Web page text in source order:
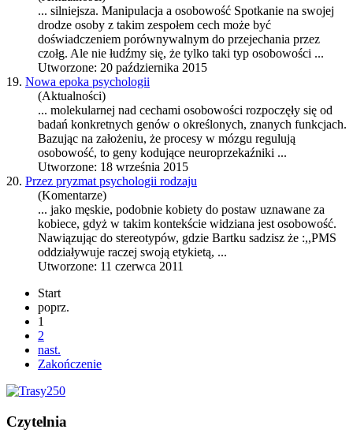
... silniejsza. Manipulacja a osobowość Spotkanie na swojej
drodze osoby z takim zespołem cech może być
doświadczeniem porównywalnym do przejechania przez
czołg. Ale nie łudźmy się, że tylko taki typ osobowości ...
Utworzone: 20 października 2015
19. Nowa epoka psychologii
(Aktualności)
... molekularnej nad cechami osobowości rozpoczęły się od
badań konkretnych genów o określonych, znanych funkcjach.
Bazując na założeniu, że procesy w mózgu regulują
osobowość, to geny kodujące neuroprzekaźniki ...
Utworzone: 18 września 2015
20. Przez pryzmat psychologii rodzaju
(Komentarze)
... jako męskie, podobnie kobiety do postaw uznawane za
kobiece, gdyż w takim kontekście widziana jest osobowość.
Nawiązując do stereotypów, gdzie Bartku sadzisz że :,,PMS
oddziaływuje raczej swoją etykietą, ...
Utworzone: 11 czerwca 2011
Start
poprz.
1
2
nast.
Zakończenie
Czytelnia